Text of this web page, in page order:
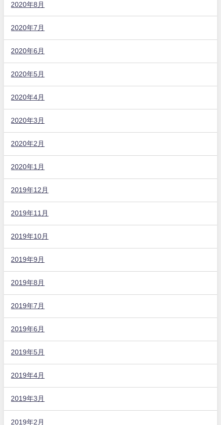
2020年8月
2020年7月
2020年6月
2020年5月
2020年4月
2020年3月
2020年2月
2020年1月
2019年12月
2019年11月
2019年10月
2019年9月
2019年8月
2019年7月
2019年6月
2019年5月
2019年4月
2019年3月
2019年2月